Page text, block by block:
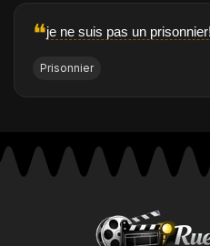
❝je ne suis pas un
Prisonnier